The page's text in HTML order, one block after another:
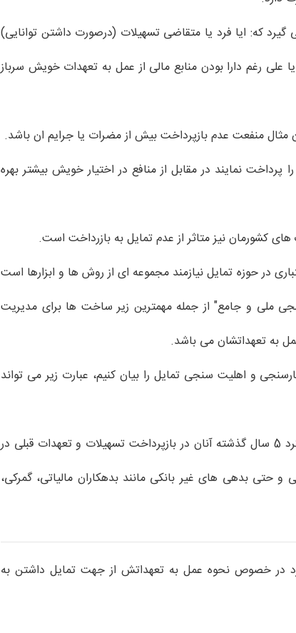
که: ایا فرد یا متقاضی تسهیلات (درصورت داشتن توانایی)
علی رغم دارا بودن منابع مالی از عمل به تعهدات خویش سرباز
مثال منفعت عدم بازپرداخت بیش از مضرات یا جرایم ان باشد.
نمایند در مقابل از منافع در اختیار خویش بیشتر بهره
کشورمان نیز متاثر از عدم تمایل به بازرداخت است.
در حوزه تمایل نیازمند مجموعه ای از روش ها و ابزارها است
ملی و جامع" از جمله مهمترین زیر ساخت ها برای مدیریت
به تعهداتشان می باشد.
و اهلیت سنجی تمایل را بیان کنیم، عبارت زیر می تواند
"برای سنجش اهلیت اعتباری افراد از جهت تماسل، عملکرد 5 سال گذشته آنان در بازپرداخت تسهیلات و تعهدات قبلی در
حتی بدهی های غیر بانکی مانند بدهکاران مالیاتی، گمرکی،
در خصوص نحوه عمل به تعهداتش از جهت تمایل داشتن به